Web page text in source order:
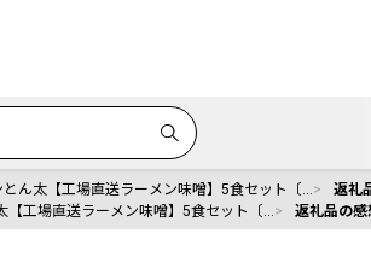
とん太【工場直送ラーメン味噌】5食セット〔…
返礼
【工場直送ラーメン味噌】5食セット〔… 返礼品の感